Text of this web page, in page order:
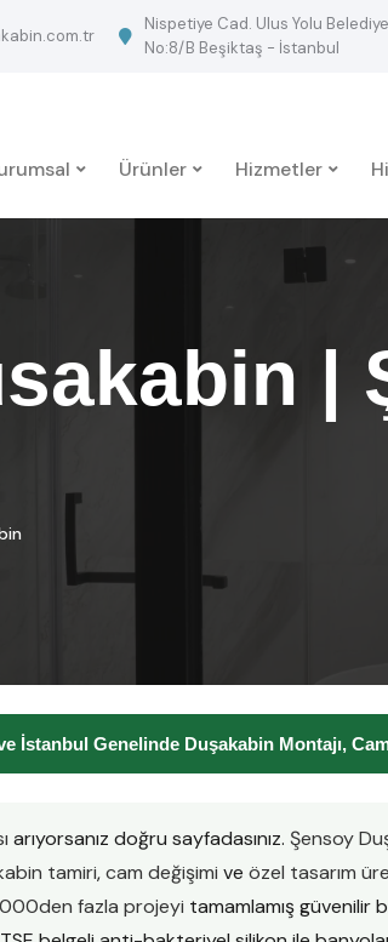
Nispetiye Cad. Ulus Yolu
No:8/B Beşiktaş - İstanbul
Ürünler Hizmetler
|
İstanbul Genelinde Duşakabin Montajı,
arıyorsanız doğru sayfadasınız. Şensoy
tamiri,cam değişimi ve özel tasarım
fazla projeyi tamamlamış güvenilir